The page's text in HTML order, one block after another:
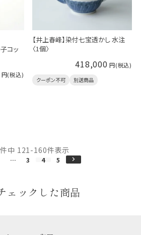
コッ
【井上春峰】染付七宝透かし 水注
〈1個〉
418,000
クーポン不可 別送商品
件中 121-160件表示
… 3 4 5
ェックした商品